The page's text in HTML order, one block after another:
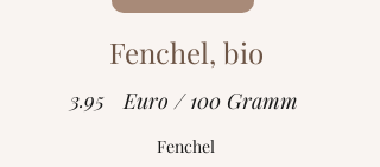
Fenchel, bio
3.95 Euro / 100 Gramm
Fenchel